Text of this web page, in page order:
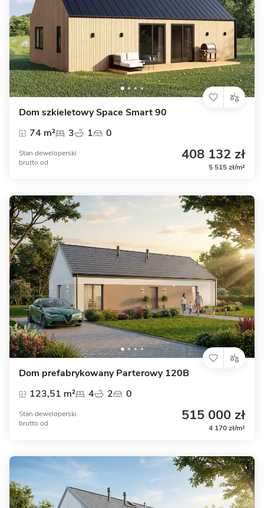
Dom szkieletowy Space Smart 90
74 m²
3 1 0
Stan deweloperski
brutto od 408 132 zł
5 515 zł/m²
Dom prefabrykowany Parterowy 120B
123,51 m²
4 2 0
Stan deweloperski
brutto od 515 000 zł
4 170 zł/m²